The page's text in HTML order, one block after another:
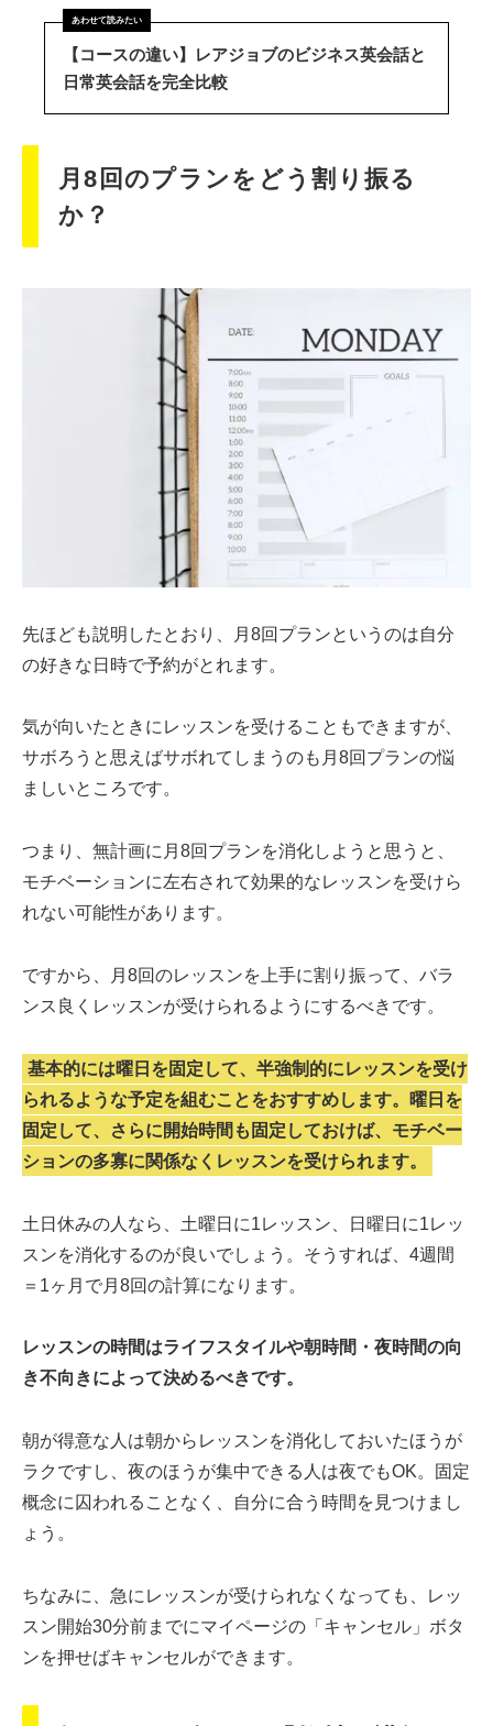
【コースの違い】レアジョブのビジネス英会話と
日常英会話を完全比較
月8回のプランをどう割り振る
か？
先ほども説明したとおり、月8回プランというのは自分
の好きな日時で予約がとれます。
気が向いたときにレッスンを受けることもできますが、
サボろうと思えばサボれてしまうのも月8回プランの悩
ましいところです。
つまり、無計画に月8回プランを消化しようと思うと、
モチベーションに左右されて効果的なレッスンを受けら
れない可能性があります。
ですから、月8回のレッスンを上手に割り振って、バラ
ンス良くレッスンが受けられるようにするべきです。
基本的には曜日を固定して、半強制的にレッスンを受け
られるような予定を組むことをおすすめします。曜日を
固定して、さらに開始時間も固定しておけば、モチベー
ションの多寡に関係なくレッスンを受けられます。
土日休みの人なら、土曜日に1レッスン、日曜日に1レッ
スンを消化するのが良いでしょう。そうすれば、4週間
＝1ヶ月で月8回の計算になります。
レッスンの時間はライフスタイルや朝時間・夜時間の向
き不向きによって決めるべきです。
朝が得意な人は朝からレッスンを消化しておいたほうが
ラクですし、夜のほうが集中できる人は夜でもOK。固定
概念に囚われることなく、自分に合う時間を見つけまし
ょう。
ちなみに、急にレッスンが受けられなくなっても、レッ
スン開始30分前までにマイページの「キャンセル」ボタ
ンを押せばキャンセルができます。